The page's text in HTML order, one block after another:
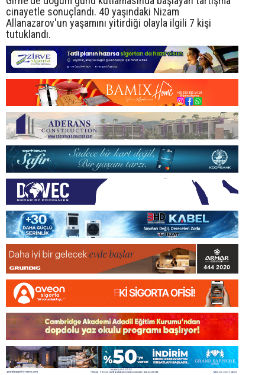
cinayetle sonuçlandı. 40 yaşındaki Nizam
Allanazarov'un yaşamını yitirdiği olayla ilgili 7 kişi
tutuklandı.